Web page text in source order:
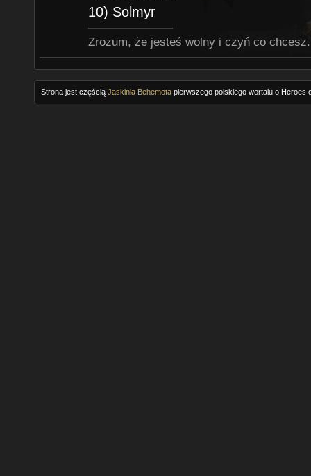
10) Solmyr
Zrozum, że jesteś wolny i czyń co chcesz.
Strona jest częścią Jaskinia Behemotapierwszego polskiego wortalu o Heroes